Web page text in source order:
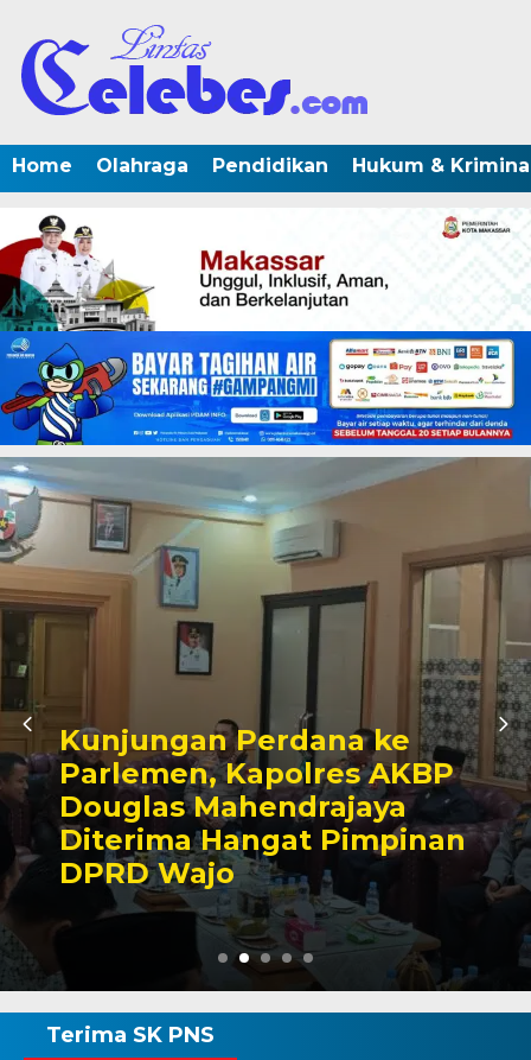
Home Olahraga Pendidikan Hukum &
Awali Tugas sebagai
Kabagbinkar, AKBP Fantry
Taherong Tekankan
Kebersihan dan Disiplin
Demi Kepuasan Publik
Terima SK PNS